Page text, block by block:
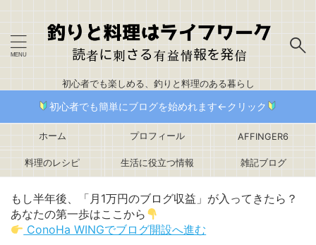
初心者でも楽しめる、釣りと料理のある暮らし
初心者でも簡単にブログを始めれます←クリック
ホーム プロフィール AFFINGER6
料理のレシピ 生活に役立つ情報 雑記ブログ
もし半年後、「月1万円のブログ収益」が入ってきたら？
あなたの第一歩はここから
ConoHa WINGでブログ開設へ進む